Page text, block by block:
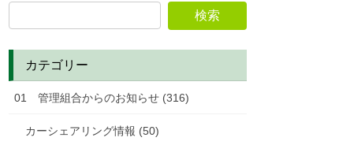
カテゴリー
01 管理組合からのお知らせ (316)
カーシェアリング情報 (50)